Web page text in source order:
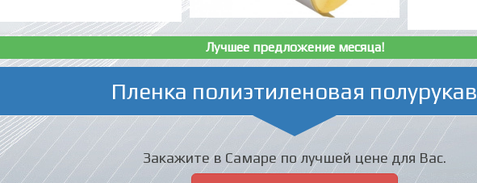
Лучшее предложение месяца!
Пленка полиэтиленовая полурукав
Закажите в Самаре по лучшей цене для Вас.